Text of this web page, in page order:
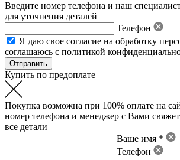
Введите номер телефона и наш
для уточнения деталей
Телефон
Я даю свое согласие на обработку
соглашаюсь с политикой
Купить по предоплате
Покупка возможна при 100% оплате на
номер телефона и менеджер с Вами
все детали
Ваше имя *
Телефон